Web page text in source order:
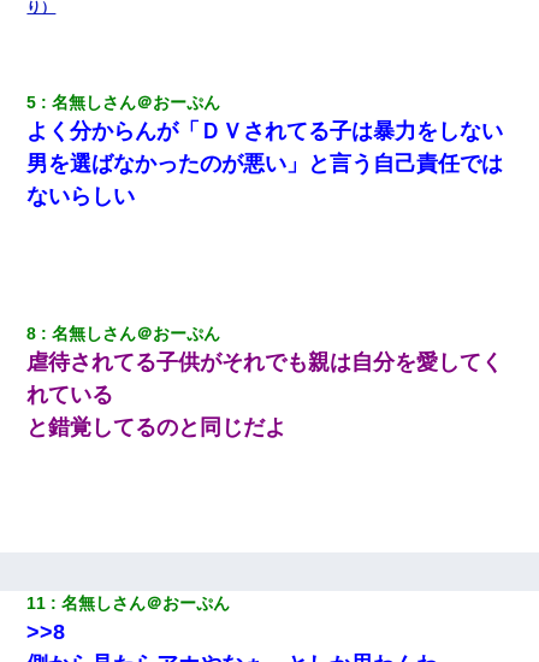
｢昨日はお兄ちゃんと一緒にお風呂に入っちゃった～｣とか毎日兄
の話をしていたA子が事故で亡くなった。→Ａ子のお母さんの話に
驚愕…
ナンパにほいほい付いていった私、地獄に落ちる
放置子が病院送りになったらしい → 俺（二度と帰ってくるなよ…
嫁を半身不随にしやがった恨みは、正直こんなもんじゃ晴れな
い）
真似された。泣きながら夫に話すと一年後に…
り）
5 名無しさん＠おーぷん
よく分からんが「ＤＶされてる子は暴力をしない
男を選ばなかったのが悪い」と言う自己責任では
ないらしい
8 名無しさん＠おーぷん
虐待されてる子供がそれでも親は自分を愛してく
れている
と錯覚してるのと同じだよ
11 名無しさん＠おーぷん
>>8